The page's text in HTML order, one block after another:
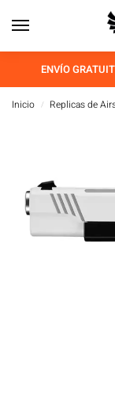
ENVÍO
Inicio / Replicas de